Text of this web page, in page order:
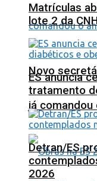
Novo
já comandou
Matrículas
lote 2 da
ES anuncia
tratamento
Detran/ES
2026